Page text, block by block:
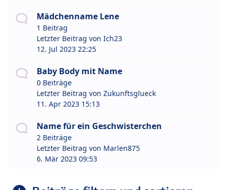
Mädchenname Lene
1 Beitrag
Letzter Beitrag von Ich23
12. Jul 2023 22:25
Baby Body mit Name
0 Beiträge
Letzter Beitrag von Zukunftsglueck
11. Apr 2023 15:13
Name für ein Geschwisterchen
2 Beiträge
Letzter Beitrag von Marlen875
6. Mär 2023 09:53